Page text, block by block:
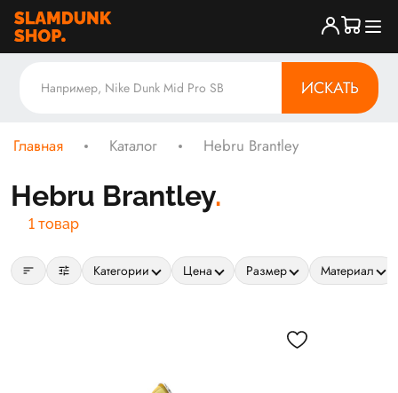
ИСКАТЬ
Главная Каталог Hebru Brantley
Hebru Brantley
1 товар
sort tune Категории Цена Размер Материал